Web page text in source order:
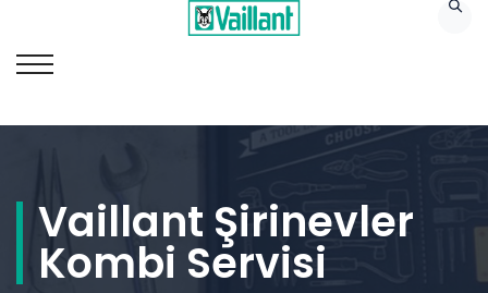
Vaillant Şirinevler
Kombi Servisi